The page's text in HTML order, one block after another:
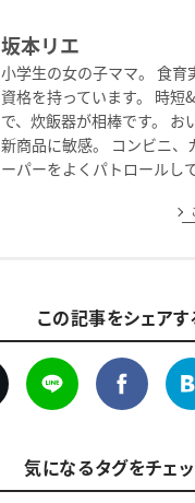
坂本リエ
小学生の女の子ママ。 食育
資格を持っています。 時短
で、炊飯器が相棒です。 お
新商品に敏感。 コンビニ、
ーパーをよくパトロールし
この記事をシェアす
気になるタグをチェッ